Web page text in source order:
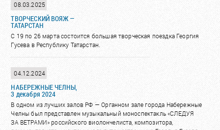
08.03.2025
ТВОРЧЕСКИЙ ВОЯЖ —
ТАТАРСТАН
С 19 по 26 марта состоится большая творческая поездка Георгия
Гусева в Республику Татарстан.
04.12.2024
НАБЕРЕЖНЫЕ ЧЕЛНЫ,
3 декабря 2024
В одном из лучших залов РФ ؘ— Органном зале города Набережные
Челны был представлен музыкальный моноспектакль «СЛЕДУЯ
ЗА ВЕТРАМИ» российского виолончелиста, композитора,